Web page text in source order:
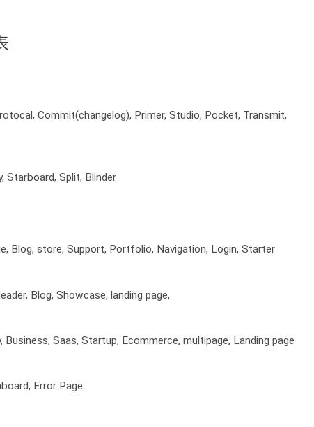
Commit(changelog), Primer, Studio, Pocket, Transmit,
Starboard, Split, Blinder
Blog, store, Support, Portfolio, Navigation, Login, Starter
Blog, Showcase, landing page,
Saas, Startup, Ecommerce, multipage, Landing page
Error Page